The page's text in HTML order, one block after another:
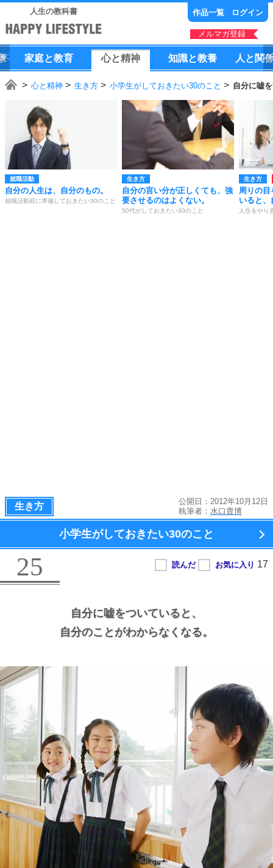
人生の教科書 作品一覧 ログイン
メルマガ登録
家庭と教育 心と精神 知識と教養 人 と 関
心と精神 生き方 小学生がしておきたい30のこと 自分に嘘
就職活動
自分の人生は、自分のもの。
就職活動前に準備しておきたい30のこと
生き方
自分の言い分が正しくても、強
要させるのはよくない。
50代がしておきたい30のこと
生き方
周りの
いると、
人生をやり
生き方
公開日：2012年10月12日
執筆者： 水口貴博
小学生がしておきたい30のこと
25
自分に嘘をついていると、
自分のことがわからなくなる。